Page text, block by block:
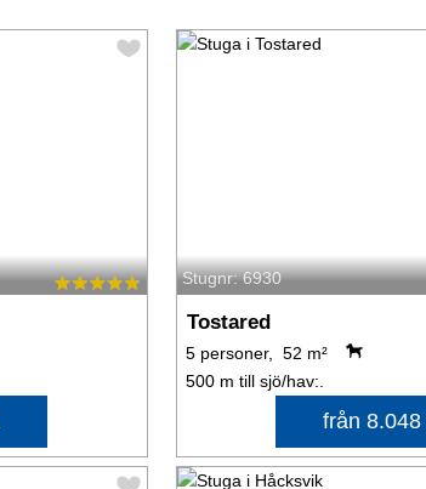
Stugnr: 6930
Tostared
5 personer, 52 m²
500 m till sjö/hav:.
från 8.048